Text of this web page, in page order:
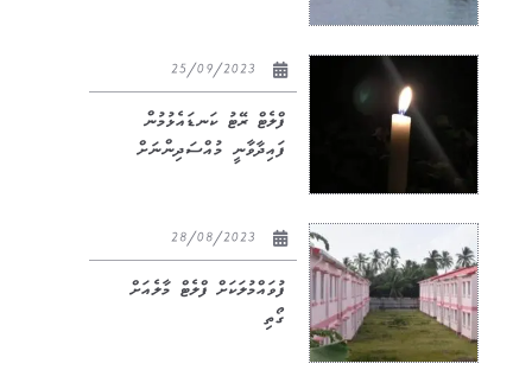
ފްލެޓް ރޭޓު ކަނޑައެޅުމުން
ފައިދާވާނީ މުއްސަދިންނަށް
ފުވައްމުލަކަށް ފްލެޓް މާލެއަށް
ގޯތި